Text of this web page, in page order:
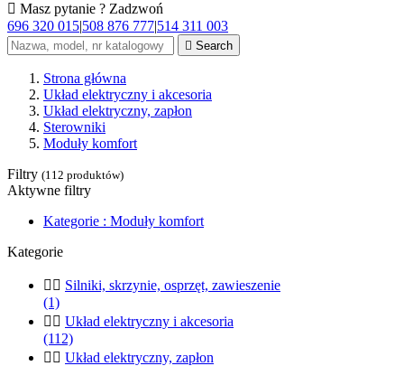
 Masz pytanie ? Zadzwoń
696 320 015|508 876 777|514 311 003
 Search
Strona główna
Układ elektryczny i akcesoria
Układ elektryczny, zapłon
Sterowniki
Moduły komfort
Filtry (112 produktów)
Aktywne filtry
Kategorie : Moduły komfort
Kategorie
  Silniki, skrzynie, osprzęt, zawieszenie
(1)
  Układ elektryczny i akcesoria
(112)
  Układ elektryczny, zapłon